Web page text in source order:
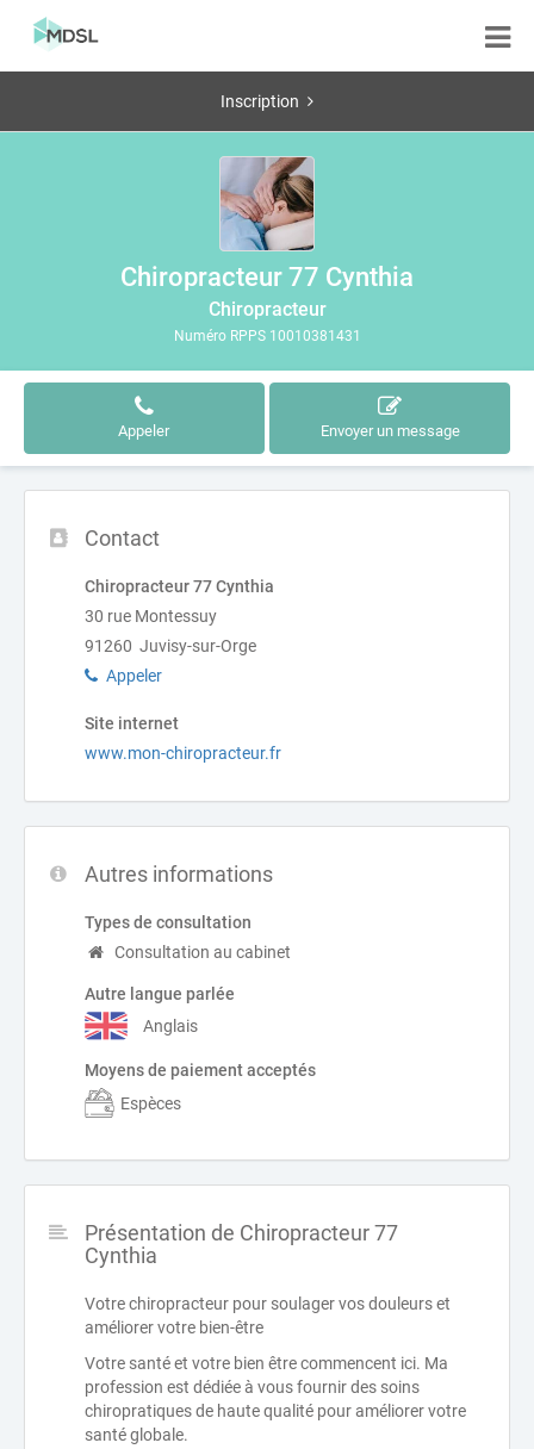
Inscription
Chiropracteur 77 Cynthia
Chiropracteur
Numéro RPPS 10010381431
Appeler Envoyer un message
Contact
Chiropracteur 77 Cynthia
30 rue Montessuy
91260 Juvisy-sur-Orge
Appeler
Site internet
www.mon-chiropracteur.fr
Autres informations
Types de consultation
Consultation au cabinet
Autre langue parlée
Anglais
Moyens de paiement acceptés
Espèces
Présentation de Chiropracteur 77
Cynthia
Votre chiropracteur pour soulager vos douleurs et
améliorer votre bien-être
Votre santé et votre bien être commencent ici. Ma
profession est dédiée à vous fournir des soins
chiropratiques de haute qualité pour améliorer votre
santé globale.